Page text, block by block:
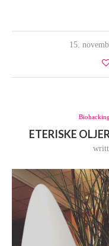
15.
Biohacking
ETERISKE